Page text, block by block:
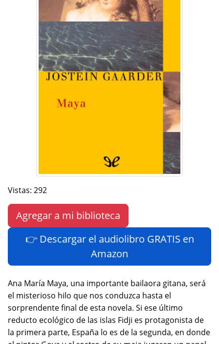
Vistas: 292
Agregar a mi biblioteca
👉 Descargar el audiolibro GRATIS en
Amazon
Ana María Maya, una importante bailaora gitana, será
el misterioso hilo que nos conduzca hasta el
sorprendente final de esta novela. Si ese último
reducto ecológico de las islas Fidji es protagonista de
la primera parte, España lo es de la segunda, en donde